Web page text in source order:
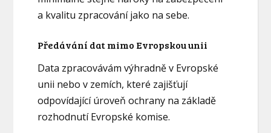
a kvalitu zpracování jako na sebe.
Předávání dat mimo Evropskou unii
Data zpracovávám výhradně v Evropské
unii nebo v zemích, které zajišťují
odpovídající úroveň ochrany na základě
rozhodnutí Evropské komise.